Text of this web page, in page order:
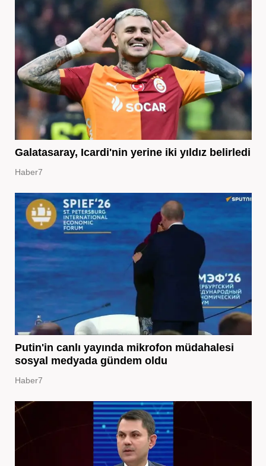
Galatasaray, Icardi'nin yerine iki yıldız belirledi
Haber7
Putin'in canlı yayında mikrofon müdahalesi
sosyal medyada gündem oldu
Haber7